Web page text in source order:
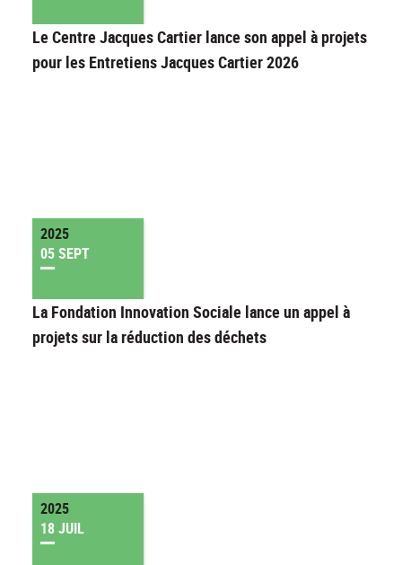
Le Centre Jacques Cartier lance son appel à projets
pour les Entretiens Jacques Cartier 2026
2025
05 SEPT
La Fondation Innovation Sociale lance un appel à
projets sur la réduction des déchets
2025
18 JUIL